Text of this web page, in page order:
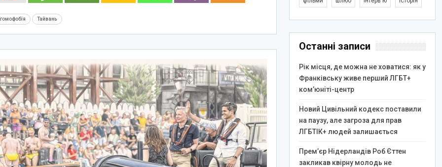
гомофобія Тайвань
Останні записи
Рік місця, де можна не ховатися: як у
Франківську живе перший ЛГБТ+
ком’юніті-центр
Новий Цивільний кодекс поставили
на паузу, але загроза для прав
ЛГБТІК+ людей залишається
Прем’єр Нідерландів Роб Єттен
закликав квірну молодь не